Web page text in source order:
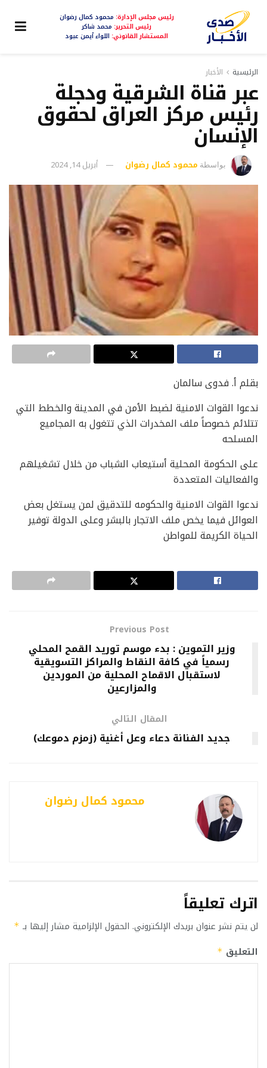
رئيس مجلس الإدارة: محمود كمال رضوان
رئيس التحرير: محمد شاكر
المستشار القانوني: اللواء أيمن عبود
الرئيسية الأخبار
عبر قناة الشرقية ودجلة
رئيس مركز العراق لحقوق
الإنسان
بواسطة محمود كمال رضوان أبريل 14, 2024
بقلم أ. فدوى سالمان
ندعوا القوات الامنية لضبط الأمن في المدينة والخطط التي
تتلائم خصوصاً ملف المخدرات الذي تتغول به المجاميع
المسلحه
على الحكومة المحلية أستيعاب الشباب من خلال تشغيلهم
والفعاليات المتعددة
ندعوا القوات الامنية والحكومه للتدقيق لمن يستغل بعض
العوائل فيما يخص ملف الاتجار بالبشر وعلى الدولة توفير
الحياة الكريمة للمواطن
Previous Post
وزير التموين : بدء موسم توريد القمح المحلي
رسمياً في كافة النقاط والمراكز التسويقية
لاستقبال الاقماح المحلية من الموردين
والمزارعين
المقال التالي
جديد الفنانة دعاء وعل أغنية (زمزم دموعك)
محمود كمال رضوان
اترك تعليقاً
لن يتم نشر عنوان بريدك الإلكتروني. الحقول الإلزامية مشار إليها بـ *
التعليق *